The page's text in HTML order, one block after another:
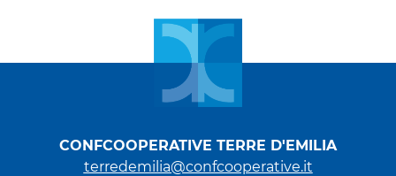
CONFCOOPERATIVE TERRE D'EMILIA
terredemilia@confcooperative.it